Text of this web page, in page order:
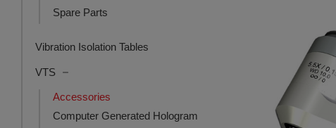
Spare Parts
Vibration Isolation Tables
VTS
Accessories
Computer Generated Hologram